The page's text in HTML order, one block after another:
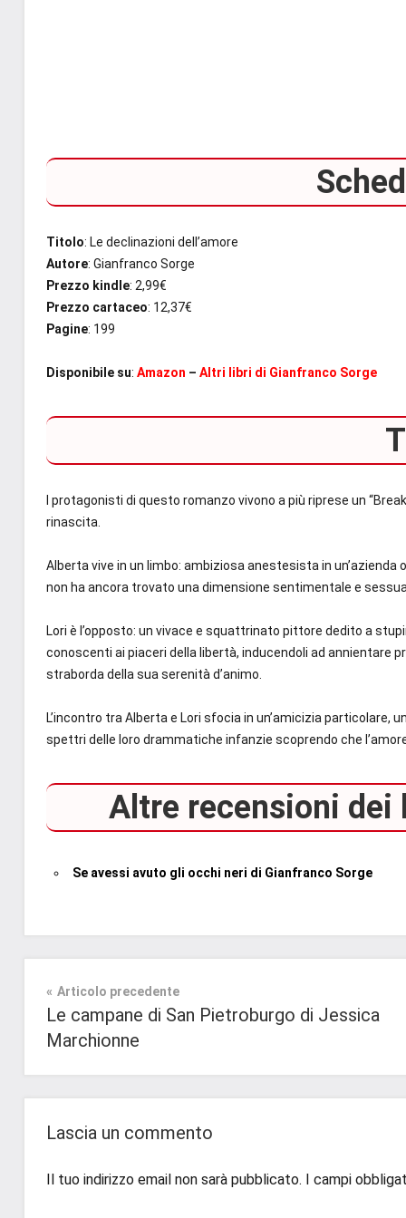
Titolo: Le declinazioni dell’amore
Autore: Gianfranco Sorge
Prezzo kindle: 2,99€
Prezzo cartaceo: 12,37€
Pagine: 199
Disponibile su: Amazon – Altri libri di Gianfranco Sorge
I protagonisti di questo romanzo vivono a più riprese un
rinascita.
Alberta vive in un limbo: ambiziosa anestesista in
non ha ancora trovato una dimensione sentimentale e
Lori è l’opposto: un vivace e squattrinato pittore dedito a
conoscenti ai piaceri della libertà, inducendoli ad annientare
straborda della sua serenità d’animo.
L’incontro tra Alberta e Lori sfocia in un’amicizia
spettri delle loro drammatiche infanzie scoprendo che
Altre recensioni dei
Se avessi avuto gli occhi neri di Gianfranco Sorge
#blogger,
#bloggerlife,
#book
#inlibreria,
#ioleggo,
Narrativa
Segnalazioni
Navigazione
articoli
Articolo precedente
Le campane di San Pietroburgo di Jessica
Marchionne
Lascia un commento
Il tuo indirizzo email non sarà pubblicato. I campi